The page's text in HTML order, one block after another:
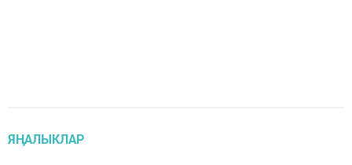
ЯҢАЛЫКЛАР